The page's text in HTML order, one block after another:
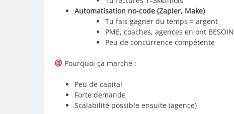
Automatisation no-code (Zapier, Make)
Tu fais gagner du temps = argent
PME, coaches, agences en ont BESOIN
Peu de concurrence compétente
Pourquoi ça marche :
Peu de capital
Forte demande
Scalabilité possible ensuite (agence)